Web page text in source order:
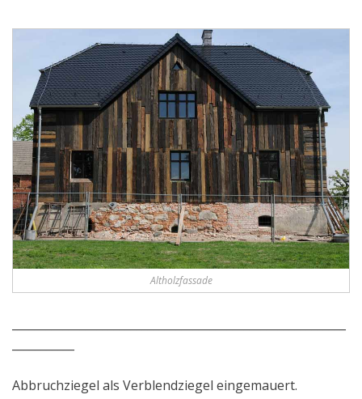
Altholzfassade
Abbruchziegel als Verblendziegel eingemauert.